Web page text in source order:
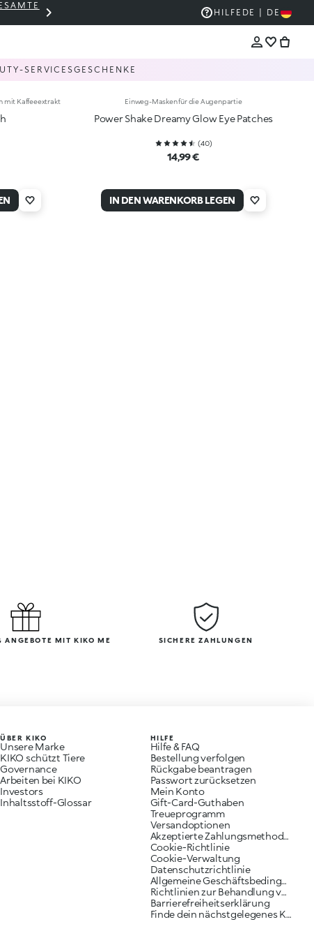
THE KIKO SALE: BIS ZU -50 %
HILFE DE | DE
SERVICESGESCHENKE
mit Kaffeeextrakt Einweg-Masken für die Augenpartie
Power Shake Dreamy Glow Eye Patches
(40)
14,99 €
IN DEN WARENKORB LEGEN
ANGEBOTE MIT KIKO ME SICHERE ZAHLUNGEN
ÜBER KIKO
Unsere Marke
KIKO schützt Tiere
Governance
Arbeiten bei KIKO
Investors
Inhaltsstoff-Glossar
HILFE
Hilfe & FAQ
Bestellung verfolgen
Rückgabe beantragen
Passwort zurücksetzen
Mein Konto
Gift-Card-Guthaben
Treueprogramm
Versandoptionen
Akzeptierte Zahlungsmethoden
Cookie-Richtlinie
Cookie-Verwaltung
Datenschutzrichtlinie
Allgemeine Geschäftsbedingungen
Richtlinien zur Behandlung von Reklamationen
Barrierefreiheitserklärung
Finde dein nächstgelegenes KIKO Geschäft